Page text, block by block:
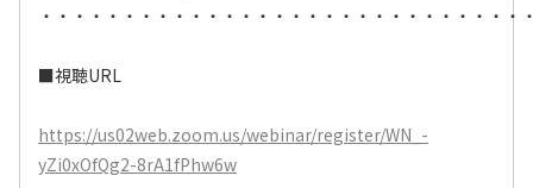
・・・・・・・・・・・・・・・・・・・・・・・・・・・・・
■視聴URL
https://us02web.zoom.us/webinar/register/WN_-
yZi0xOfQg2-8rA1fPhw6w